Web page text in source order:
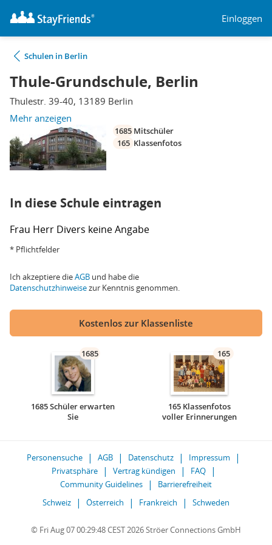
Einloggen
Schulen in Berlin
Thule-Grundschule, Berlin
Thulestr. 39-40, 13189 Berlin
Mehr anzeigen
1685 Mitschüler
165 Klassenfotos
In diese Schule eintragen
Frau Herr Divers keine Angabe
* Pflichtfelder
Ich akzeptiere dieAGB und habe die
Datenschutzhinweisezur Kenntnis genommen.
Kostenlos zur Klassenliste
1685
1685 Schüler erwarten
Sie
165
165 Klassenfotos
voller Erinnerungen
Personensuche AGB Datenschutz
Impressum
Privatsphäre
Vertrag kündigen
FAQ
Community Guidelines
Barrierefreiheit
Schweiz
Österreich Frankreich Schweden
© Fri Aug 07 00:29:48 CEST 2026 Ströer Connections GmbH